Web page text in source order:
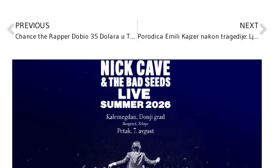
PREVIOUS NEXT
Porodica Emili Kajzer nakon tragedije: Ljubav koja prevazilazi sve